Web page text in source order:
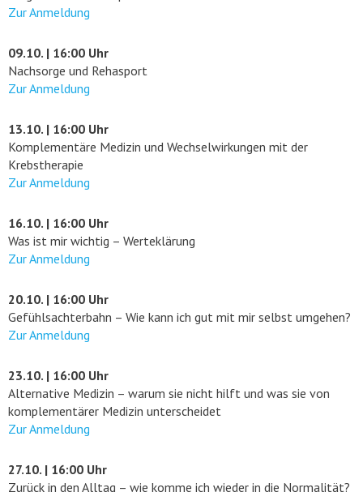
Zur Anmeldung
09.10. | 16:00 Uhr
Nachsorge und Rehasport
Zur Anmeldung
13.10. | 16:00 Uhr
Komplementäre Medizin und Wechselwirkungen mit der
Krebstherapie
Zur Anmeldung
16.10. | 16:00 Uhr
Was ist mir wichtig – Werteklärung
Zur Anmeldung
20.10. | 16:00 Uhr
Gefühlsachterbahn – Wie kann ich gut mit mir selbst umgehen?
Zur Anmeldung
23.10. | 16:00 Uhr
Alternative Medizin – warum sie nicht hilft und was sie von
komplementärer Medizin unterscheidet
Zur Anmeldung
27.10. | 16:00 Uhr
Zurück in den Alltag – wie komme ich wieder in die Normalität?